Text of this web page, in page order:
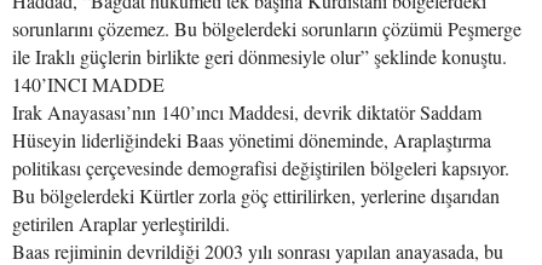
sorunlarını çözemez. Bu bölgelerdeki sorunların çözümü Peşmerge
ile Iraklı güçlerin birlikte geri dönmesiyle olur” şeklinde konuştu.
140’INCI MADDE
Irak Anayasası’nın 140’ıncı Maddesi, devrik diktatör Saddam
Hüseyin liderliğindeki Baas yönetimi döneminde, Araplaştırma
politikası çerçevesinde demografisi değiştirilen bölgeleri kapsıyor.
Bu bölgelerdeki Kürtler zorla göç ettirilirken, yerlerine dışarıdan
getirilen Araplar yerleştirildi.
Baas rejiminin devrildiği 2003 yılı sonrası yapılan anayasada, bu